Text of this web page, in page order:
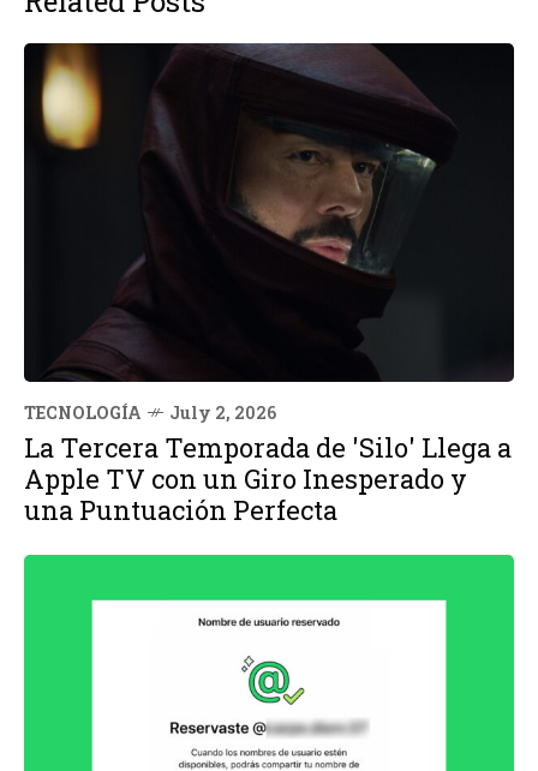
TECNOLOGÍA July 2, 2026
La Tercera Temporada de 'Silo' Llega a
Apple TV con un Giro Inesperado y
una Puntuación Perfecta